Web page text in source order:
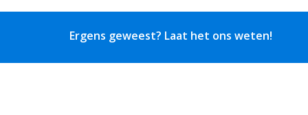
Ergens geweest? Laat het ons weten!